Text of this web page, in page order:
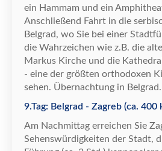
ein Hammam und ein
Anschließend Fahrt in die
Belgrad, wo Sie bei einer Stadtfü
die Wahrzeichen wie z.B. die
Markus Kirche und die
- eine der größten orthodoxen
sehen. Übernachtung in Belgrad.
9.Tag: Belgrad - Zagreb (ca. 400
Am Nachmittag erreichen Sie
Sehenswürdigkeiten der Stadt,